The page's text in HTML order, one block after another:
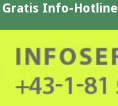
Gratis Info-Hotline